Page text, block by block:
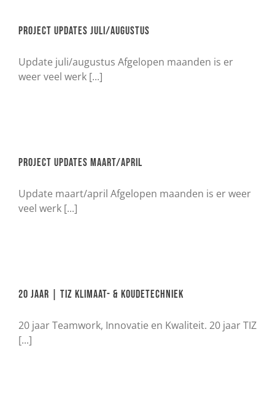
Project updates juli/augustus
Update juli/augustus Afgelopen maanden is er
weer veel werk [...]
Project updates maart/april
Update maart/april Afgelopen maanden is er weer
veel werk [...]
20 jaar | TIZ Klimaat- & Koudetechniek
20 jaar Teamwork, Innovatie en Kwaliteit. 20 jaar TIZ
[...]